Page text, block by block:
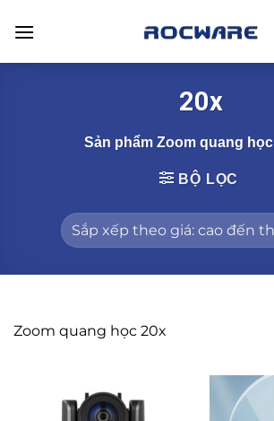
20x
Sản phẩm Zoom quang học
BỘ LỌC
Zoom quang học 20x